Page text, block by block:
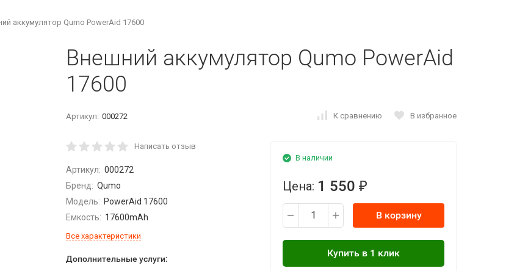
аккумулятор Qumo PowerAid 17600
Внешний аккумулятор Qumo PowerAid
17600
Артикул: 000272 К сравнению В избранное
Написать отзыв
Артикул: 000272
Бренд: Qumo
Модель: PowerAid 17600
Емкость: 17600mAh
Все характеристики
Дополнительные услуги:
В наличии
Цена: 1 550 ₽
В корзину